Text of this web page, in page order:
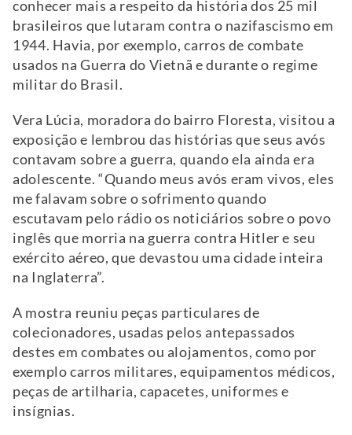
conhecer mais a respeito da história dos 25 mil
brasileiros que lutaram contra o nazifascismo em
1944. Havia, por exemplo, carros de combate
usados na Guerra do Vietnã e durante o regime
militar do Brasil.
Vera Lúcia, moradora do bairro Floresta, visitou a
exposição e lembrou das histórias que seus avós
contavam sobre a guerra, quando ela ainda era
adolescente. “Quando meus avós eram vivos, eles
me falavam sobre o sofrimento quando
escutavam pelo rádio os noticiários sobre o povo
inglês que morria na guerra contra Hitler e seu
exército aéreo, que devastou uma cidade inteira
na Inglaterra”.
A mostra reuniu peças particulares de
colecionadores, usadas pelos antepassados
destes em combates ou alojamentos, como por
exemplo carros militares, equipamentos médicos,
peças de artilharia, capacetes, uniformes e
insígnias.